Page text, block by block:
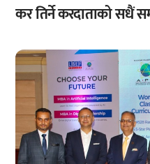
कर तिर्ने करदाताको सधैं